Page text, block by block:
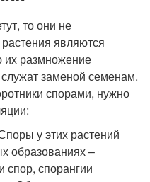
то они не
являются
их размножение
заменой семенам.
спорами, нужно
у этих растений
образованиях –
спор, спорангии